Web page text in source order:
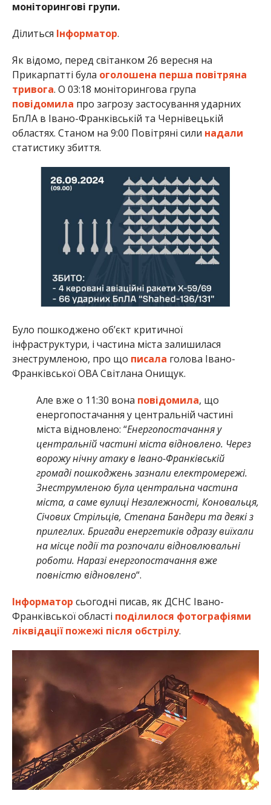
моніторингові групи.
Ділиться Інформатор.
Як відомо, перед світанком 26 вересня на
Прикарпатті була оголошена перша повітряна
тривога. О 03:18 моніторингова група
повідомила про загрозу застосування ударних
БпЛА в Івано-Франківській та Чернівецькій
областях. Станом на 9:00 Повітряні сили надали
статистику збиття.
Було пошкоджено об’єкт критичної
інфраструктури, і частина міста залишилася
знеструмленою, про що писала голова Івано-
Франківської ОВА Світлана Онищук.
Але вже о 11:30 вона повідомила, що
енергопостачання у центральній частині
міста відновлено: “Енергопостачання у
центральній частині міста відновлено. Через
ворожу нічну атаку в Івано-Франківській
громаді пошкоджень зазнали електромережі.
Знеструмленою була центральна частина
міста, а саме вулиці Незалежності, Коновальця,
Січових Стрільців, Степана Бандери та деякі з
прилеглих. Бригади енергетиків одразу виїхали
на місце події та розпочали відновлювальні
роботи. Наразі енергопостачання вже
повністю відновлено“.
Інформатор сьогодні писав, як ДСНС Івано-
Франківської області поділилося фотографіями
ліквідації пожежі після обстрілу.